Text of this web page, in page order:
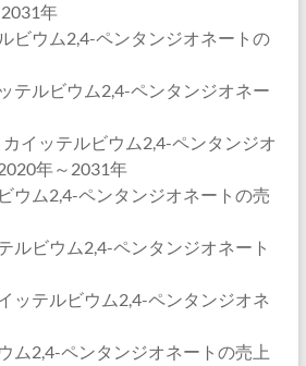
年
ビウム2,4-ペンタンジオネートの
テルビウム2,4-ペンタンジオネー
イッテルビウム2,4-ペンタンジオ
年～2031年
ウム2,4-ペンタンジオネートの売
ルビウム2,4-ペンタンジオネート
ッテルビウム2,4-ペンタンジオネ
ム2,4-ペンタンジオネートの売上